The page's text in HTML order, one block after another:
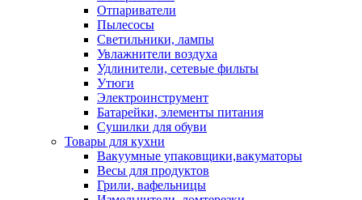
Отпариватели
Пылесосы
Светильники, лампы
Увлажнители воздуха
Удлинители, сетевые фильты
Утюги
Электроинструмент
Батарейки, элементы питания
Сушилки для обуви
Товары для кухни
Вакуумные упаковщики,вакуматоры
Весы для продуктов
Грили, вафельницы